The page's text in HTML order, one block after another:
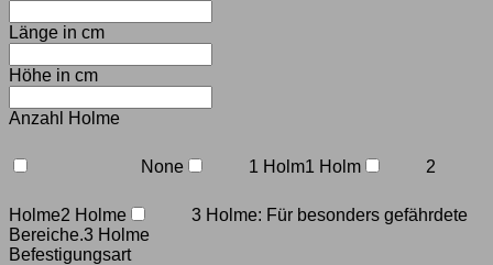
Länge in cm
Höhe in cm
Anzahl Holme
None 1 Holm1 Holm 2
Holme2 Holme
3 Holme: Für besonders gefährdete
Bereiche.3 Holme
Befestigungsart